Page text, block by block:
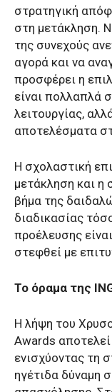
στρατηγική
στη μετάκληση.
της συνεχούς
αγορά και να
προσφέρει η
είναι πολλαπλά
λειτουργίας,
αποτελέσματα
Η σχολαστική
μετάκληση και η
βήμα της
διαδικασίας
προέλευσης
στεφθεί με
Το όραμα της
Η λήψη του
Awards αποτελεί
ενισχύοντας τη
ηγέτιδα δύναμη